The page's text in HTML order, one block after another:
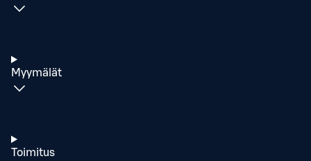
Myymälät
Toimitus